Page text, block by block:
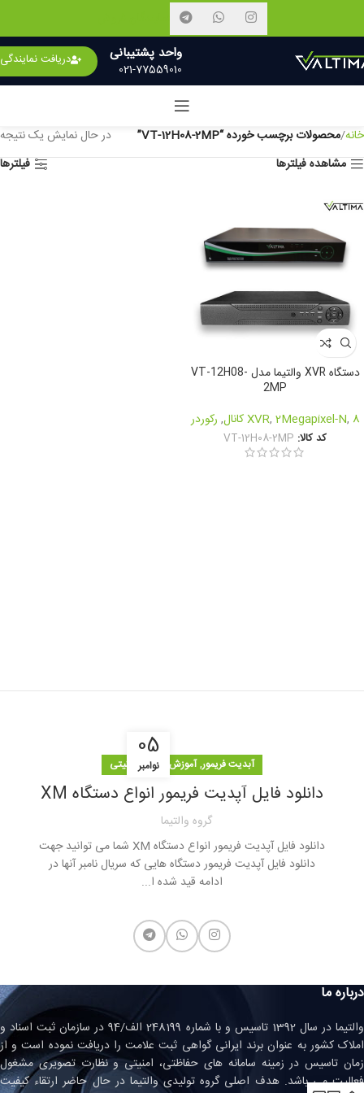
واحد پشتیبانی
021-77559010
دریافت نمایندگی
خانه محصولات برچسب خورده “VT-12H08-2MP”
در حال نمایش یک نتیجه
مشاهده فیلترها
فیلترها
دستگاه XVR والتیما مدل VT-12H08-
2MP
XVR, 2Megapixel-N, 8 کانال , رکوردر
کد کالا: VT-12H08-2MP
05
نوامبر آبدیت فریمور,آموزش سیستم امنیتی
دانلود فایل آپدیت فریمور انواع دستگاه XM
گروه والتیما
دانلود فایل آپدیت فریمور انواع دستگاه XM شما می توانید جهت
دانلود فایل آپدیت فریمور دستگاه هایی که سریال نامبر آنها در
ادامه قید شده ا...
درباره ما
والتیما در سال 1392 تاسیس و با شماره 248199 الف/94 در سازمان ثبت اسناد و
املاک کشور به عنوان برند ایرانی گواهی ثبت علامت را دریافت نموده است و از
زمان تاسیس در زمینه سامانه های حفاظتی، امنیتی و نظارت تصویری مشغول
فعالیت می باشد. هدف اصلی گروه تولیدی والتیما در حال حاضر ارتقاء کیفیت